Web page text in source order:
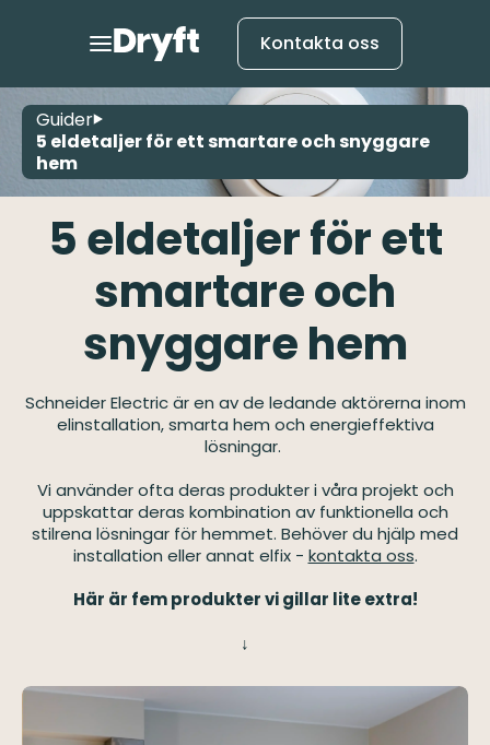
Kontakta oss
Guider
5 eldetaljer för ett smartare och snyggare
hem
5 eldetaljer för ett
smartare och
snyggare hem
Schneider Electric är en av de ledande aktörerna inom
elinstallation, smarta hem och energieffektiva
lösningar.
Vi använder ofta deras produkter i våra projekt och
uppskattar deras kombination av funktionella och
stilrena lösningar för hemmet. Behöver du hjälp med
installation eller annat elfix - kontakta oss.
Här är fem produkter vi gillar lite extra!
↓